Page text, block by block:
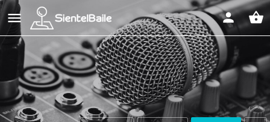
shopping_basket